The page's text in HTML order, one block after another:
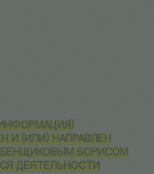
И (ИЛИ) НАПРАВЛЕН
БОРИСОМ
ДЕЯТЕЛЬНОСТИ